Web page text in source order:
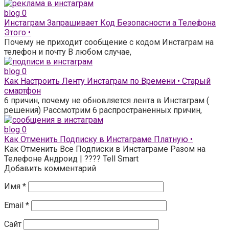
blog 0
Инстаграм Запрашивает Код Безопасности а Телефона
Этого •
Почему не приходит сообщение с кодом Инстаграм на
телефон и почту В любом случае,
blog 0
Как Настроить Ленту Инстаграм по Времени • Старый
смартфон
6 причин, почему не обновляется лента в Инстаграм (
решения) Рассмотрим 6 распространенных причин,
blog 0
Как Отменить Подписку в Инстаграме Платную •
Как Отменить Все Подписки в Инстаграме Разом на
Телефоне Андроид | ???? Tell Smart
Добавить комментарий
Имя *
Email *
Сайт